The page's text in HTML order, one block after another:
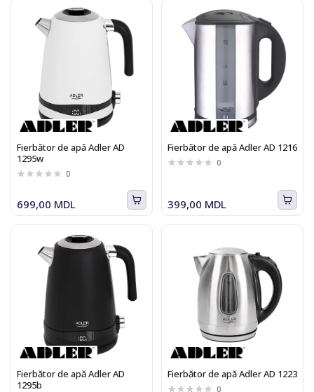
Fierbător de apă Adler AD
1295w
0
699,00 MDL
Fierbător de apă Adler AD 1216
0
399,00 MDL
Fierbător de apă Adler AD
1295b
Fierbător de apă Adler AD 1223
0